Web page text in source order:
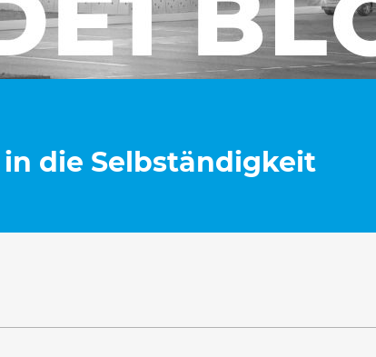
die Selbständigkeit